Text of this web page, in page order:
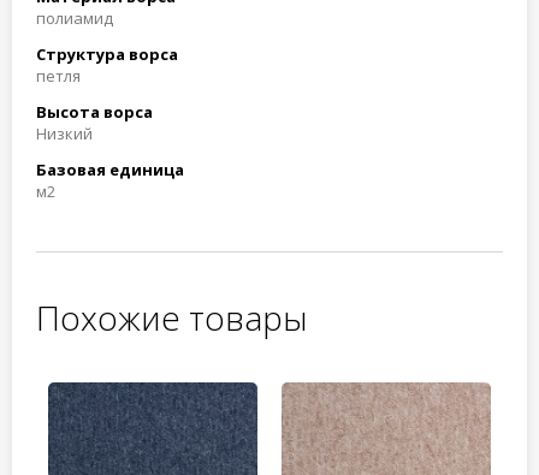
полиамид
Структура ворса
петля
Высота ворса
Низкий
Базовая единица
м2
Похожие товары